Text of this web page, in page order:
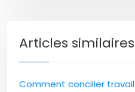
Articles similaires
Comment concilier